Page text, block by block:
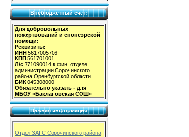
Внебюджетный счет:
Для добровольных
пожертвований и спонсорской
помощи:
Реквизиты:
ИНН 5617005706
КПП 561701001
Л/с 771090014 в фин. отделе
администрации Сорочинского
района Оренбургской области
БИК 045308000
Обязательно указать - для
МБОУ «Баклановская СОШ»
Важная информация
Отдел ЗАГС Сорочинского района